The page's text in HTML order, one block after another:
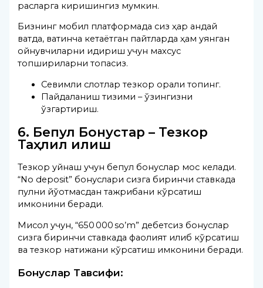
рақсларга киришингиз мумкин.
Бизнинг мобил платформада сиз ҳар қандай
вақтда, вақтинча кетаётган пайтларда ҳам уянган
ойнувчиларни қидириш учун махсус
топшириқларни топасиз.
Севимли слотлар тезкор орқали топинг.
Пайдаланиш тизими – ўзингизни
ўзгартириш.
6. Бепул Бонустар – Тезкор
Таҳлил қилиш
Тезкор уйнаш учун бепул бонуслар мос келади.
“No deposit” бонуслари сизга биринчи ставкада
пулни йўқотмасдан тажрибани кўрсатиш
имконини беради.
Мисол учун, “650 000 so’m” дебетсиз бонуслар
сизга биринчи ставкада фаолият қилиб кўрсатиш
ва тезкор натижани кўрсатиш имконини беради.
Бонуслар Тавсифи: